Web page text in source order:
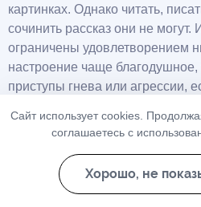
картинках. Однако читать,
сочинить рассказ они не
ограничены удовлетворением
настроение чаще
приступы гнева или агрессии,
случаях их общения с
последних.»
Афонин Дмитрий
Сайт использует cookies.
соглашаетесь с
Хорошо, не